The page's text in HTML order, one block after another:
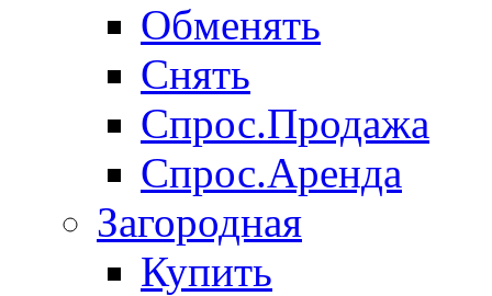
Обменять
Снять
Спрос.Продажа
Спрос.Аренда
Загородная
Купить